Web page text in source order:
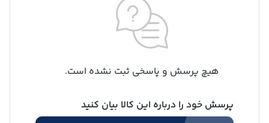
هیچ پرسش و پاسخی ثبت نشده است.
پرسش خود را درباره این کالا بیان کنید